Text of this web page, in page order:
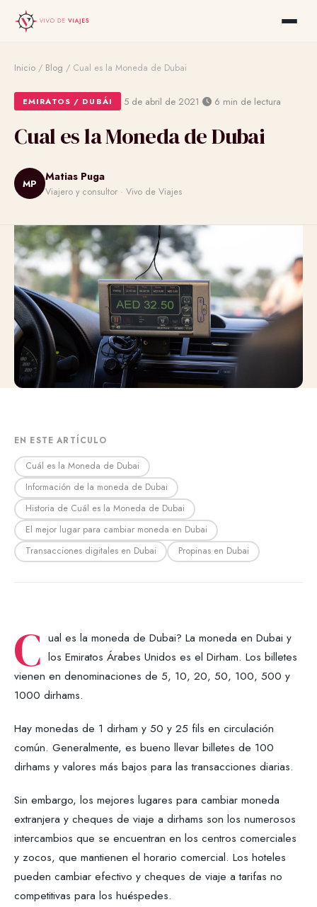
Inicio / Blog / Cual es la Moneda de Dubai
EMIRATOS / DUBÁI 5 de abril de 2021 6 min de lectura
Cual es la Moneda de Dubai
MP
Matias Puga
Viajero y consultor · Vivo de Viajes
EN ESTE ARTÍCULO
Cuál es la Moneda de Dubai
Información de la moneda de Dubai
Historia de Cuál es la Moneda de Dubai
El mejor lugar para cambiar moneda en Dubai
Transacciones digitales en Dubai
Propinas en Dubai
C ual es la moneda de Dubai? La moneda en Dubai y
los Emiratos Árabes Unidos es el Dirham. Los billetes
vienen en denominaciones de 5, 10, 20, 50, 100, 500 y
1000 dirhams.
Hay monedas de 1 dirham y 50 y 25 fils en circulación
común. Generalmente, es bueno llevar billetes de 100
dirhams y valores más bajos para las transacciones diarias.
Sin embargo, los mejores lugares para cambiar moneda
extranjera y cheques de viaje a dirhams son los numerosos
intercambios que se encuentran en los centros comerciales
y zocos, que mantienen el horario comercial. Los hoteles
pueden cambiar efectivo y cheques de viaje a tarifas no
competitivas para los huéspedes.